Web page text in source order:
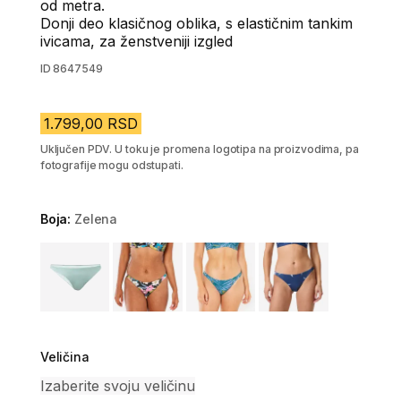
od metra.
Donji deo klasičnog oblika, s elastičnim tankim
ivicama, za ženstveniji izgled
ID 8647549
1.799,00 RSD
Uključen PDV. U toku je promena logotipa na proizvodima, pa
fotografije mogu odstupati.
Boja: Zelena
Choose a variant
Veličina